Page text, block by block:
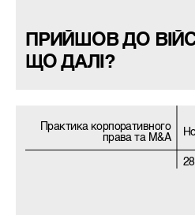
ПРИЙШОВ ДО
ЩО ДАЛІ?
Практика корпоративного
права та M&A